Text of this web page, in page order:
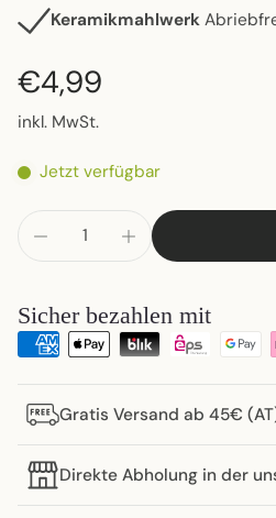
Keramikmahlwerk
€4,99
inkl. MwSt.
Jetzt verfügbar
Sicher bezahlen mit
Gratis Versand ab 45€
Direkte Abholung in der